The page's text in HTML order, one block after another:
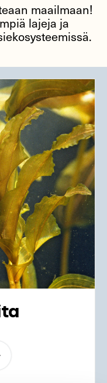
maailmaan!
lajeja ja